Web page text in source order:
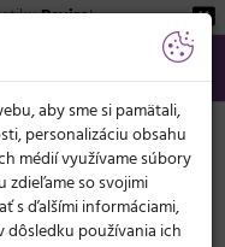
Beviro!
€
aby sme si pamätali,
personalizáciu obsahu
médií využívame súbory
zdieľame so svojimi
s ďalšími informáciami,
dôsledku používania ich